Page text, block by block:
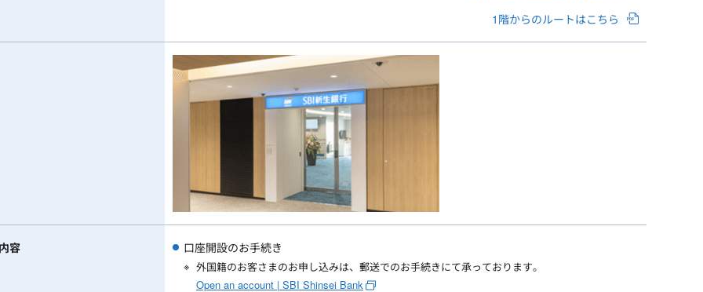
1階からのルートはこちら
容 口座開設のお手続き
外国籍のお客さまのお申し込みは、郵送でのお手続きにて承っております。
Open an account | SBI Shinsei Bank